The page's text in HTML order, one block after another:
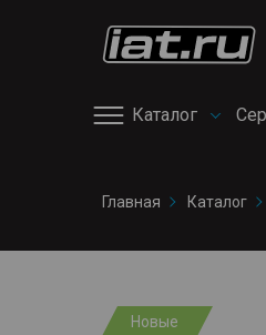
Каталог
сервис
Снегоходы
Квадроциклы
Главная Каталог
Новые